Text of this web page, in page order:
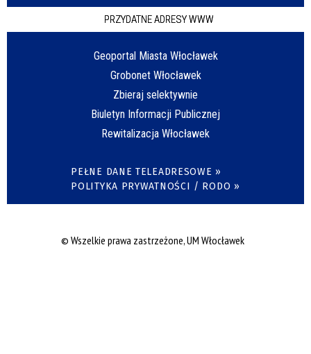
PRZYDATNE ADRESY WWW
Geoportal Miasta Włocławek
Grobonet Włocławek
Zbieraj selektywnie
Biuletyn Informacji Publicznej
Rewitalizacja Włocławek
PEŁNE DANE TELEADRESOWE »
POLITYKA PRYWATNOŚCI / RODO »
© Wszelkie prawa zastrzeżone, UM Włocławek